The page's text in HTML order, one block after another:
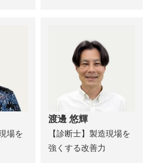
場を
渡邊 悠輝
【診断士】製造現場を
強くする改善力